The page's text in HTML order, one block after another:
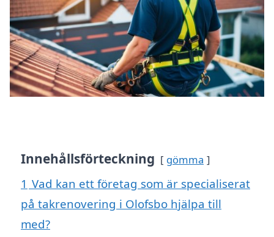
Innehållsförteckning gömma
1 Vad kan ett företag som är specialiserat
på takrenovering i Olofsbo hjälpa till
med?